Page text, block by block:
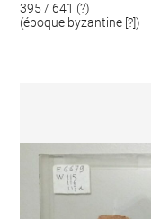
395 / 641 (?)
(époque byzantine [?])